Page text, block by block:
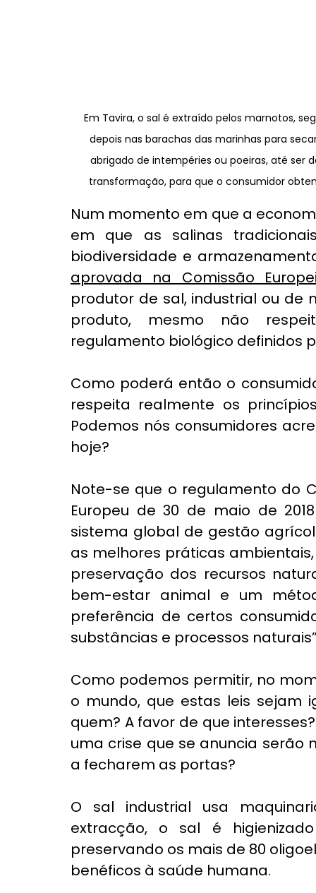
Em Tavira, o sal é extraído pelos marnotos,
depois nas barachas das marinhas para
abrigado de intempéries ou poeiras, até
transformação, para que o consumidor
Num momento em que a
em que as salinas
biodiversidade e
aprovada na Comissão
produtor de sal, industrial ou de
produto, mesmo não
regulamento biológico definidos
Como poderá então o
respeita realmente os
Podemos nós consumidores
hoje?
Note-se que o regulamento do
Europeu de 30 de maio de
sistema global de gestão
as melhores práticas
preservação dos recursos
bem-estar animal e um
preferência de certos
substâncias e processos
Como podemos permitir, no
o mundo, que estas leis sejam
quem? A favor de que
uma crise que se anuncia serão
a fecharem as portas?
O sal industrial usa
extracção, o sal é
preservando os mais de 80
benéficos à saúde humana.